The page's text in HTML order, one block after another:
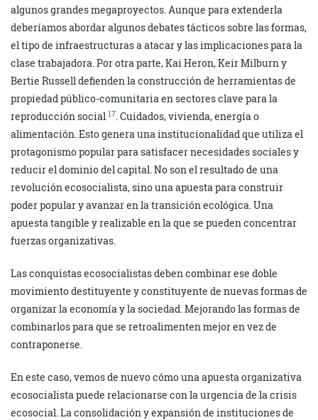
algunos grandes megaproyectos. Aunque para extenderla
deberíamos abordar algunos debates tácticos sobre las formas,
el tipo de infraestructuras a atacar y las implicaciones para la
clase trabajadora. Por otra parte, Kai Heron, Keir Milburn y
Bertie Russell defienden la construcción de herramientas de
propiedad público-comunitaria en sectores clave para la
reproducción social 17. Cuidados, vivienda, energía o
alimentación. Esto genera una institucionalidad que utiliza el
protagonismo popular para satisfacer necesidades sociales y
reducir el dominio del capital. No son el resultado de una
revolución ecosocialista, sino una apuesta para construir
poder popular y avanzar en la transición ecológica. Una
apuesta tangible y realizable en la que se pueden concentrar
fuerzas organizativas.
Las conquistas ecosocialistas deben combinar ese doble
movimiento destituyente y constituyente de nuevas formas de
organizar la economía y la sociedad. Mejorando las formas de
combinarlos para que se retroalimenten mejor en vez de
contraponerse.
En este caso, vemos de nuevo cómo una apuesta organizativa
ecosocialista puede relacionarse con la urgencia de la crisis
ecosocial. La consolidación y expansión de instituciones de